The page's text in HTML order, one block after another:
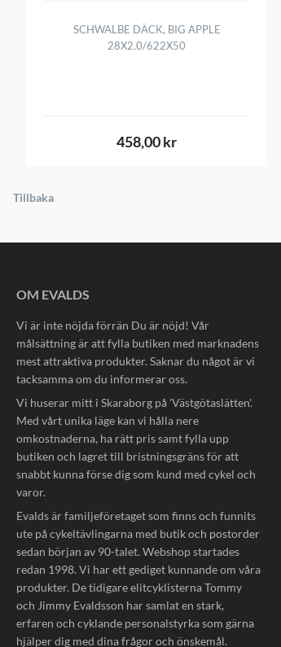
SCHWALBE DÄCK, BIG APPLE
28X2.0/622X50
458,00 kr
Tillbaka
OM EVALDS
Vi är inte nöjda förrän Du är nöjd! Vår
målsättning är att fylla butiken med marknadens
mest attraktiva produkter. Saknar du något är vi
tacksamma om du informerar oss.
Vi huserar mitt i Skaraborg på 'Västgötaslätten'.
Med vårt unika läge kan vi hålla nere
omkostnaderna, ha rätt pris samt fylla upp
butiken och lagret till bristningsgräns för att
snabbt kunna förse dig som kund med cykel och
varor.
Evalds är familjeföretaget som finns och funnits
ute på cykeltävlingarna med butik och postorder
sedan början av 90-talet. Webshop startades
redan 1998. Vi har ett gediget kunnande om våra
produkter. De tidigare elitcyklisterna Tommy
och Jimmy Evaldsson har samlat en stark,
erfaren och cyklande personalstyrka som gärna
hjälper dig med dina frågor och önskemål.